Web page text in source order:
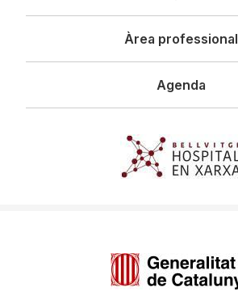
Àrea professional
Agenda